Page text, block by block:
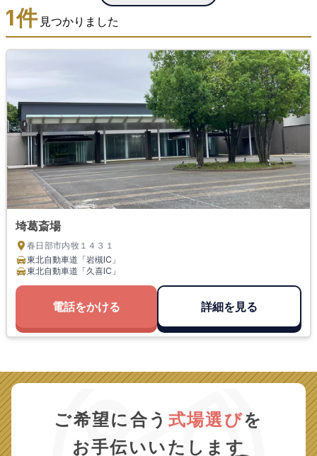
会社概要
札幌市 函館市
1件 見つかりました
埼葛斎場
春日部市内牧１４３１
東北自動車道「岩槻IC」
東北自動車道「久喜IC」
電話をかける 詳細を見る
ご希望に合う 式場選びを
お手伝いいたします